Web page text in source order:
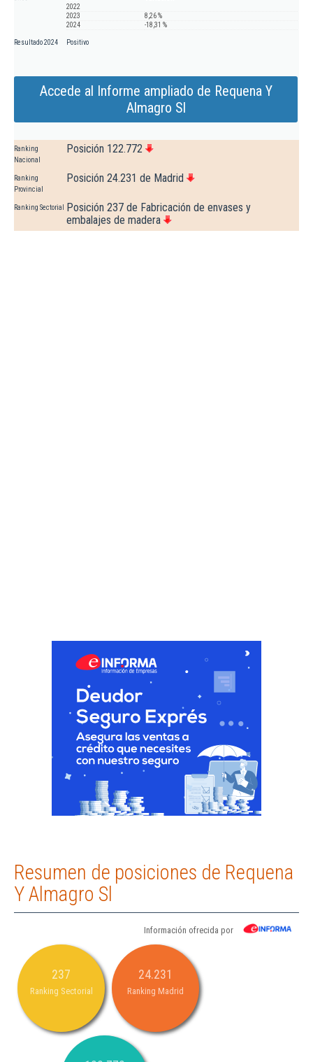
2022
2023
8,26 %
2024
-18,31 %
Resultado 2024 Positivo
Accede al Informe ampliado de Requena Y
Almagro Sl
Ranking
Nacional
Posición 122.772
Ranking
Provincial
Posición 24.231 de Madrid
Ranking Sectorial
Posición 237 de Fabricación de envases y
embalajes de madera
Resumen de posiciones de Requena
Y Almagro Sl
Información ofrecida por
237
Ranking Sectorial
24.231
Ranking Madrid